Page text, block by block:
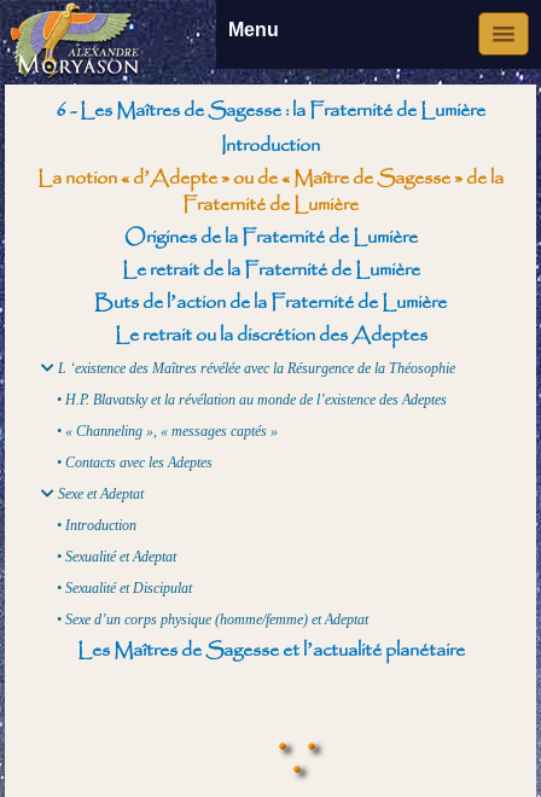
Menu
6 - Les Maîtres de Sagesse : la Fraternité de Lumière
Introduction
La notion « d’Adepte » ou de « Maître de Sagesse » de la
Fraternité de Lumière
Origines de la Fraternité de Lumière
Le retrait de la Fraternité de Lumière
Buts de l’action de la Fraternité de Lumière
Le retrait ou la discrétion des Adeptes
L ‘existence des Maîtres révélée avec la Résurgence de la Théosophie
• H.P. Blavatsky et la révélation au monde de l’existence des Adeptes
• « Channeling », « messages captés »
• Contacts avec les Adeptes
Sexe et Adeptat
• Introduction
• Sexualité et Adeptat
• Sexualité et Discipulat
• Sexe d’un corps physique (homme/femme) et Adeptat
Les Maîtres de Sagesse et l’actualité planétaire